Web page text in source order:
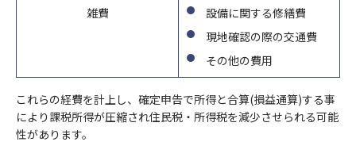
雑費
設備に関する修繕費
現地確認の際の交通費
その他の費用
これらの経費を計上し、確定申告で所得と合算(損益通算)する事
により課税所得が圧縮され住民税・所得税を減少させられる可能
性があります。
は利用停止など
個人情報保護法に基づく保有個人データに関する開示、訂正等ま
保険会社に対してお取次ぎいたします。
11）お問い合わせ・ご相談・苦情へのご対応
当社は個人情報の取扱いに関する苦情・ご相談に迅速にご対応い
たします。
第三者提供を行いません。
②人の生命、身体又は財産の保護のために必要がある場合
③公衆衛生の向上又は児童の健全な育成の推進のために特に必要
がある場合
④国の機関若しくは地方公共団体又はその委託を受けた者が法令
9）見直し・改善
当社の個人情報の取扱いおよび安全管理に係る適切な措置につい
ては、適宜見直し、改善いたします。
は利用停止など
個人情報保護法に基づく保有個人データに関する開示、訂正等ま
たは利用停止などに関する請求については、データ保有者である